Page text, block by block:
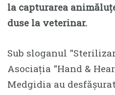
la capturarea
duse la veterinar.
Sub sloganul
Asociația ″Hand &
Medgidia au